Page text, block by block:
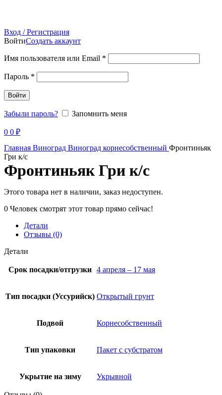
Вход / Регистрация
ВойтиСоздать аккаунт
Имя пользователя или Email *
Пароль *
Войти
Забыли пароль? Запомнить меня
0 0 ₽
Продано
Главная Виноград Виноград корнесобственный Фронтиньяк
Гри к/с
Фронтиньяк Гри к/с
Этого товара нет в наличии, заказ недоступен.
0 Человек смотрят этот товар прямо сейчас!
Детали
Отзывы (0)
Детали
Срок посадки/отгрузки 4 апреля – 17 мая
Тип посадки (Уссурийск) Открытый грунт
Подвой Корнесобственный
Тип упаковки Пакет с субстратом
Укрытие на зиму Укрывной